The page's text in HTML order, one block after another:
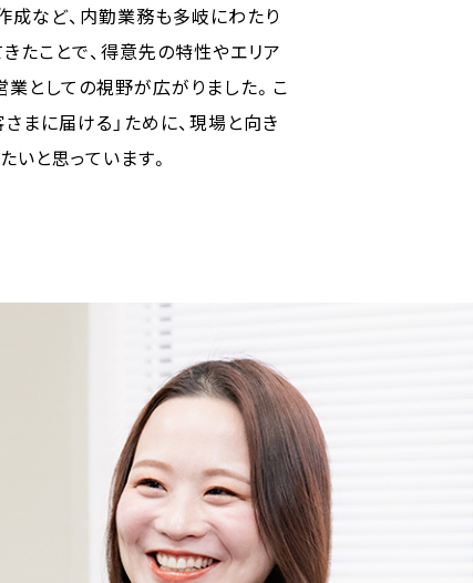
成など、内勤業務も多岐にわたり
たことで、得意先の特性やエリア
としての視野が広がりました。こ
まに届ける」ために、現場と向き
と思っています。